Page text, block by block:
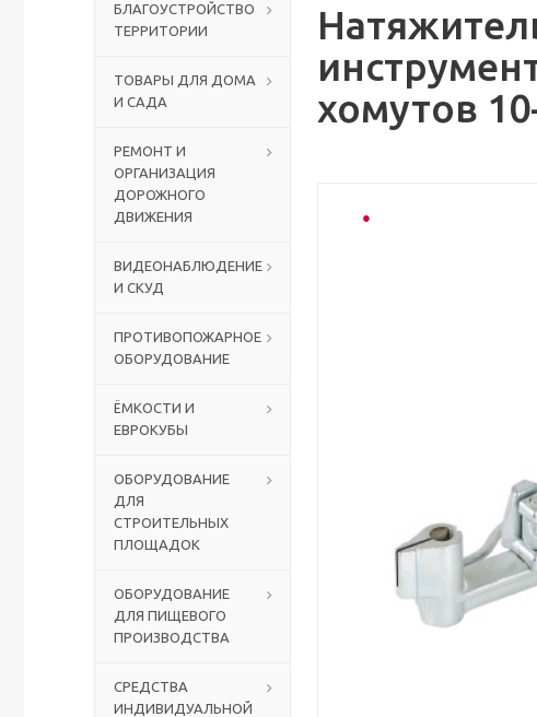
БЛАГОУСТРОЙСТВО
ТЕРРИТОРИИ
ТОВАРЫ ДЛЯ ДОМА
И САДА
РЕМОНТ И
ОРГАНИЗАЦИЯ
ДОРОЖНОГО
ДВИЖЕНИЯ
ВИДЕОНАБЛЮДЕНИЕ
И СКУД
ПРОТИВОПОЖАРНОЕ
ОБОРУДОВАНИЕ
ЁМКОСТИ И
ЕВРОКУБЫ
ОБОРУДОВАНИЕ
ДЛЯ
СТРОИТЕЛЬНЫХ
ПЛОЩАДОК
ОБОРУДОВАНИЕ
ДЛЯ ПИЩЕВОГО
ПРОИЗВОДСТВА
СРЕДСТВА
ИНДИВИДУАЛЬНОЙ
хомутов